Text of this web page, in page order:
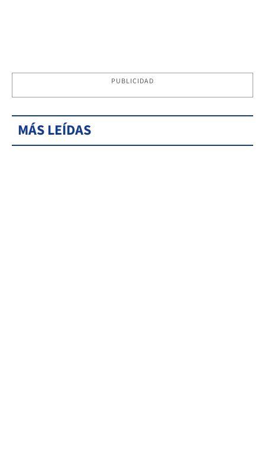
PUBLICIDAD
MÁS LEÍDAS